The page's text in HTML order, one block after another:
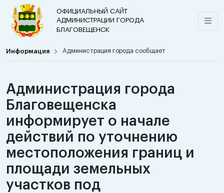
ОФИЦИАЛЬНЫЙ САЙТ
АДМИНИСТРАЦИИ ГОРОДА
БЛАГОВЕЩЕНСК
Информация Администрация города сообщает
Администрация города
Благовещенска
информирует о начале
действий по уточнению
местоположения границ и
площади земельных
участков под